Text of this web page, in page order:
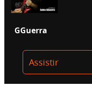
GGuerra
Assistir